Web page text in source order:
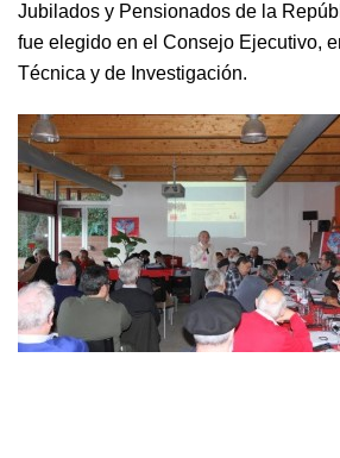
Jubilados y Pensionados de la
fue elegido en el Consejo Ejecutivo,
Técnica y de Investigación.